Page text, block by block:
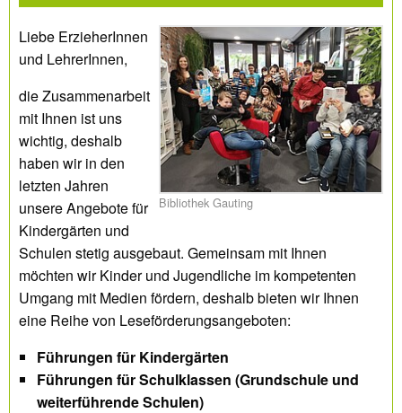
Bibliothek Gauting
Liebe ErzieherInnen
und LehrerInnen,
die Zusammenarbeit
mit Ihnen ist uns
wichtig, deshalb
haben wir in den
letzten Jahren
unsere Angebote für
Kindergärten und
Schulen stetig ausgebaut. Gemeinsam mit Ihnen
möchten wir Kinder und Jugendliche im kompetenten
Umgang mit Medien fördern, deshalb bieten wir Ihnen
eine Reihe von Leseförderungsangeboten:
Führungen für Kindergärten
Führungen für Schulklassen (Grundschule und
weiterführende Schulen)